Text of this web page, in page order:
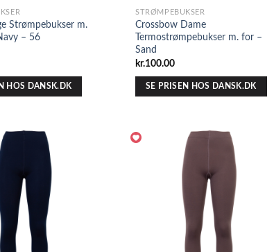
Strømpebukser m.
– 56
HOS DANSK.DK
STRØMPEBUKSER
Crossbow Dame
Termostrømpebukser m. for –
Sand
kr.100.00
SE PRISEN HOS DANSK.DK